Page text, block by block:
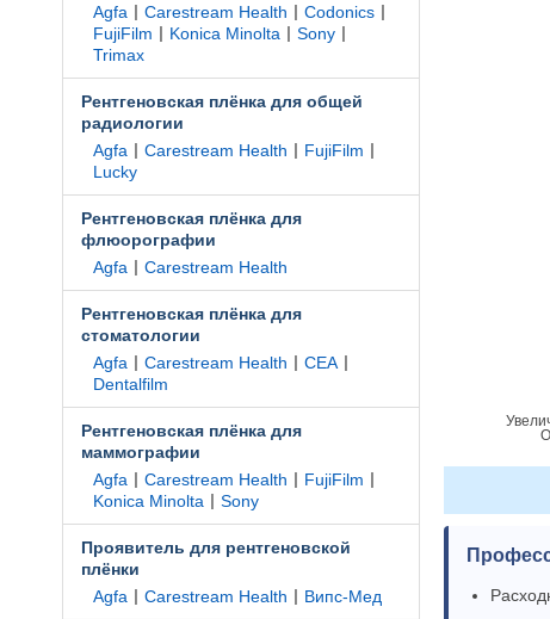
Agfa | Carestream Health | Codonics |
FujiFilm | Konica Minolta | Sony |
Trimax
Рентгеновская плёнка для общей
радиологии
Agfa | Carestream Health | FujiFilm |
Lucky
Рентгеновская плёнка для
флюорографии
Agfa | Carestream Health
Рентгеновская плёнка для
стоматологии
Agfa | Carestream Health | CEA |
Dentalfilm
Рентгеновская плёнка для
маммографии
Agfa | Carestream Health | FujiFilm |
Konica Minolta | Sony
Проявитель для рентгеновской
плёнки
Agfa | Carestream Health | Випс-Мед